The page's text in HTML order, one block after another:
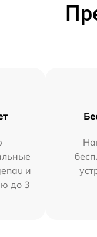
и
до 3